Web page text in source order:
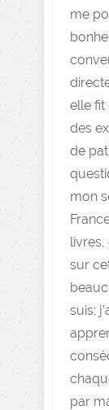
me
elle fit
des
de
mon
livres,
sur
suis;
par